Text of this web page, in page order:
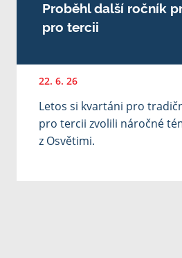
Proběhl další ročník
pro tercii
22. 6. 26
Letos si kvartáni pro
pro tercii zvolili náročné
z Osvětimi.